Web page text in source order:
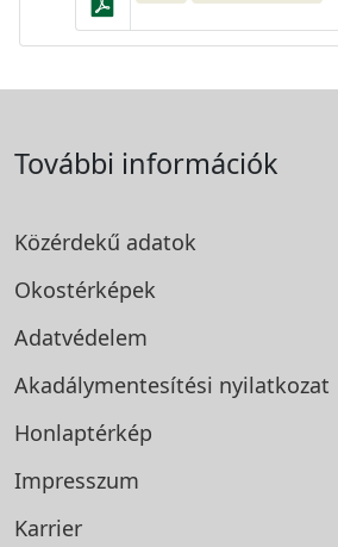
További információk
Közérdekű adatok
Okostérképek
Adatvédelem
Akadálymentesítési nyilatkozat
Honlaptérkép
Impresszum
Karrier